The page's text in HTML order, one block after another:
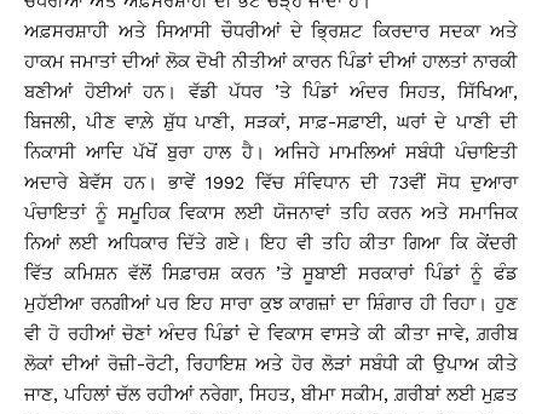
ਅਫ਼ਸਰਸ਼ਾਹੀ ਅਤੇ ਸਿਆਸੀ ਚੌਧਰੀਆਂ ਦੇ ਭਿ੍ਰਸ਼ਟ ਕਿਰਦਾਰ ਸਦਕਾ ਅਤੇ
ਹਾਕਮ ਜਮਾਤਾਂ ਦੀਆਂ ਲੋਕ ਦੋਖੀ ਨੀਤੀਆਂ ਕਾਰਨ ਪਿੰਡਾਂ ਦੀਆਂ ਹਾਲਤਾਂ ਨਾਰਕੀ
ਬਣੀਆਂ ਹੋਈਆਂ ਹਨ। ਵੱਡੀ ਪੱਧਰ ’ਤੇ ਪਿੰਡਾਂ ਅੰਦਰ ਸਿਹਤ, ਸਿੱਖਿਆ,
ਬਿਜਲੀ, ਪੀਣ ਵਾਲ਼ੇ ਸ਼ੁੱਧ ਪਾਣੀ, ਸੜਕਾਂ, ਸਾਫ਼-ਸਫ਼ਾਈ, ਘਰਾਂ ਦੇ ਪਾਣੀ ਦੀ
ਨਿਕਾਸੀ ਆਦਿ ਪੱਖੋਂ ਬੁਰਾ ਹਾਲ ਹੈ। ਅਜਿਹੇ ਮਾਮਲਿਆਂ ਸਬੰਧੀ ਪੰਚਾਇਤੀ
ਅਦਾਰੇ ਬੇਵੱਸ ਹਨ। ਭਾਵੇਂ 1992 ਵਿੱਚ ਸੰਵਿਧਾਨ ਦੀ 73ਵੀਂ ਸੋਧ ਦੁਆਰਾ
ਪੰਚਾਇਤਾਂ ਨੂੰ ਸਮੂਹਿਕ ਵਿਕਾਸ ਲਈ ਯੋਜਨਾਵਾਂ ਤਹਿ ਕਰਨ ਅਤੇ ਸਮਾਜਿਕ
ਨਿਆਂ ਲਈ ਅਧਿਕਾਰ ਦਿੱਤੇ ਗਏ। ਇਹ ਵੀ ਤਹਿ ਕੀਤਾ ਗਿਆ ਕਿ ਕੇਂਦਰੀ
ਵਿੱਤ ਕਮਿਸ਼ਨ ਵੱਲੋਂ ਸਿਫ਼ਾਰਸ਼ ਕਰਨ ’ਤੇ ਸੂਬਾਈ ਸਰਕਾਰਾਂ ਪਿੰਡਾਂ ਨੂੰ ਫੰਡ
ਮੁਹੱਈਆ ਰਨਗੀਆਂ ਪਰ ਇਹ ਸਾਰਾ ਕੁਝ ਕਾਗਜ਼ਾਂ ਦਾ ਸ਼ਿੰਗਾਰ ਹੀ ਰਿਹਾ। ਹੁਣ
ਵੀ ਹੋ ਰਹੀਆਂ ਚੋਣਾਂ ਅੰਦਰ ਪਿੰਡਾਂ ਦੇ ਵਿਕਾਸ ਵਾਸਤੇ ਕੀ ਕੀਤਾ ਜਾਵੇ, ਗ਼ਰੀਬ
ਲੋਕਾਂ ਦੀਆਂ ਰੋਜ਼ੀ-ਰੋਟੀ, ਰਿਹਾਇਸ਼ ਅਤੇ ਹੋਰ ਲੋੜਾਂ ਸਬੰਧੀ ਕੀ ਉਪਾਅ ਕੀਤੇ
ਜਾਣ, ਪਹਿਲਾਂ ਚੱਲ ਰਹੀਆਂ ਨਰੇਗਾ, ਸਿਹਤ, ਬੀਮਾ ਸਕੀਮ, ਗ਼ਰੀਬਾਂ ਲਈ ਮੁਫ਼ਤ